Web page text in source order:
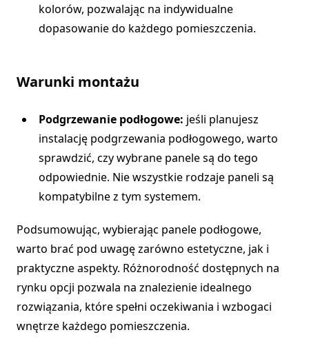
kolorów, pozwalając na indywidualne
dopasowanie do każdego pomieszczenia.
Warunki montażu
Podgrzewanie podłogowe: jeśli planujesz
instalację podgrzewania podłogowego, warto
sprawdzić, czy wybrane panele są do tego
odpowiednie. Nie wszystkie rodzaje paneli są
kompatybilne z tym systemem.
Podsumowując, wybierając panele podłogowe,
warto brać pod uwagę zarówno estetyczne, jak i
praktyczne aspekty. Różnorodność dostępnych na
rynku opcji pozwala na znalezienie idealnego
rozwiązania, które spełni oczekiwania i wzbogaci
wnętrze każdego pomieszczenia.